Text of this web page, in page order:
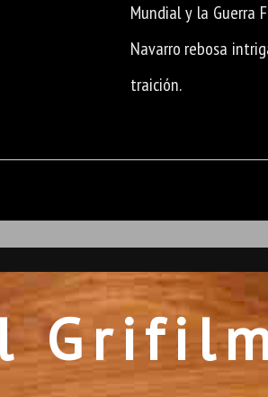
Mundial y la Guerra
Navarro rebosa
traición.